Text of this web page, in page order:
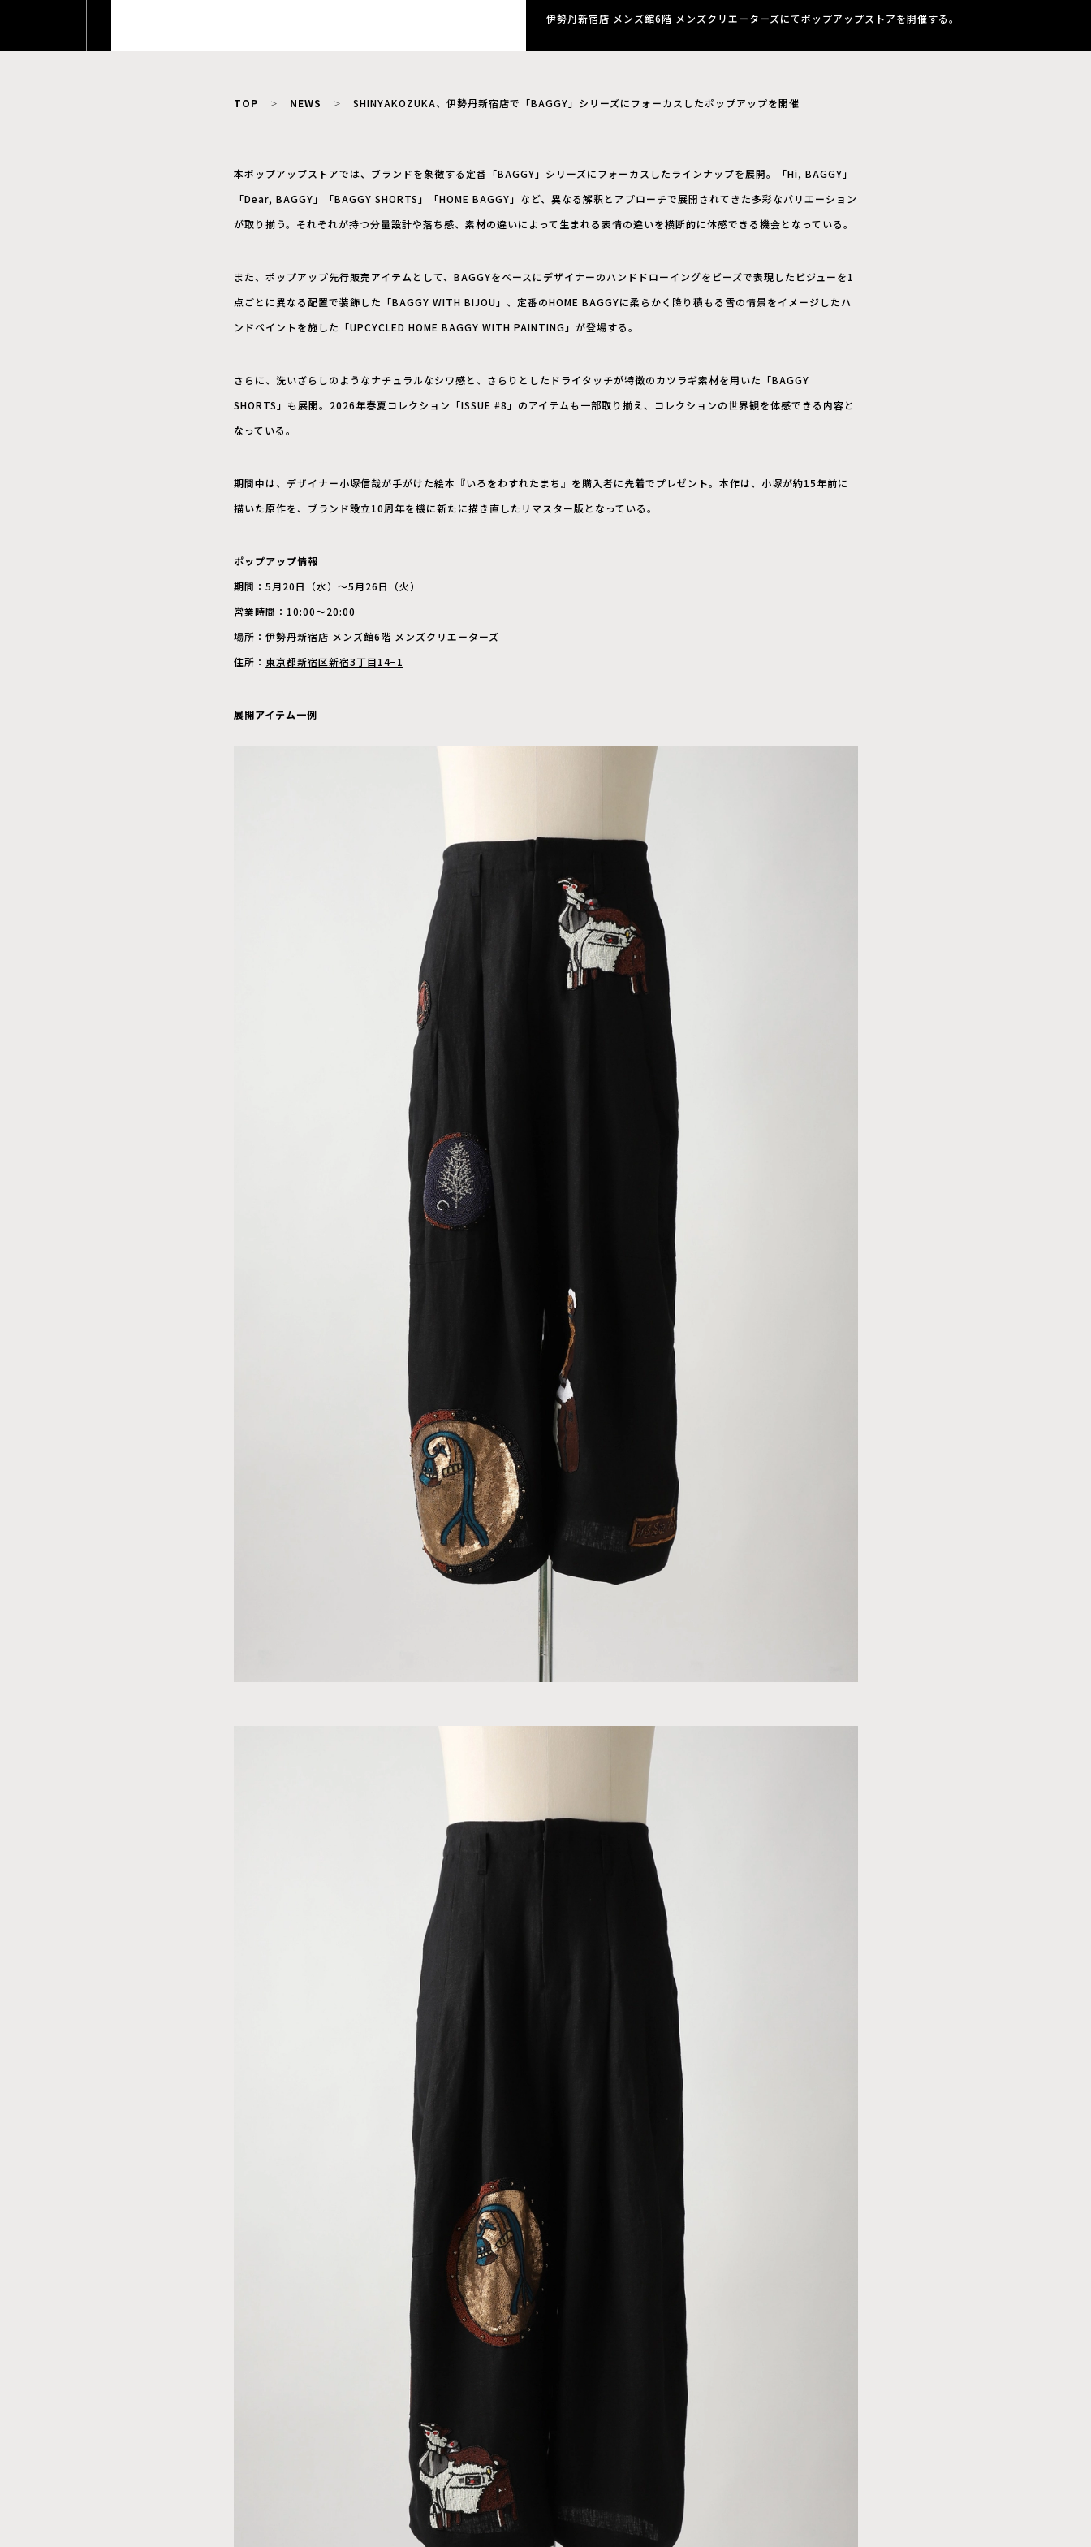
伊勢丹新宿店 メンズ館6階 メンズクリエーターズにてポップアップストアを開催する。
TOP NEWS SHINYAKOZUKA、伊勢丹新宿店で「BAGGY」シリーズにフォーカスしたポップアップを開催
本ポップアップストアでは、ブランドを象徴する定番「BAGGY」シリーズにフォーカスしたラインナップを展開。「Hi, BAGGY」
「Dear, BAGGY」「BAGGY SHORTS」「HOME BAGGY」など、異なる解釈とアプローチで展開されてきた多彩なバリエーション
が取り揃う。それぞれが持つ分量設計や落ち感、素材の違いによって生まれる表情の違いを横断的に体感できる機会となっている。
また、ポップアップ先行販売アイテムとして、BAGGYをベースにデザイナーのハンドドローイングをビーズで表現したビジューを1
点ごとに異なる配置で装飾した「BAGGY WITH BIJOU」、定番のHOME BAGGYに柔らかく降り積もる雪の情景をイメージしたハ
ンドペイントを施した「UPCYCLED HOME BAGGY WITH PAINTING」が登場する。
さらに、洗いざらしのようなナチュラルなシワ感と、さらりとしたドライタッチが特徴のカツラギ素材を用いた「BAGGY
SHORTS」も展開。2026年春夏コレクション「ISSUE #8」のアイテムも一部取り揃え、コレクションの世界観を体感できる内容と
なっている。
期間中は、デザイナー小塚信哉が手がけた絵本『いろをわすれたまち』を購入者に先着でプレゼント。本作は、小塚が約15年前に
描いた原作を、ブランド設立10周年を機に新たに描き直したリマスター版となっている。
ポップアップ情報
期間：5月20日（水）〜5月26日（火）
営業時間：10:00〜20:00
場所：伊勢丹新宿店 メンズ館6階 メンズクリエーターズ
住所： 東京都新宿区新宿3丁目14−1
展開アイテム一例